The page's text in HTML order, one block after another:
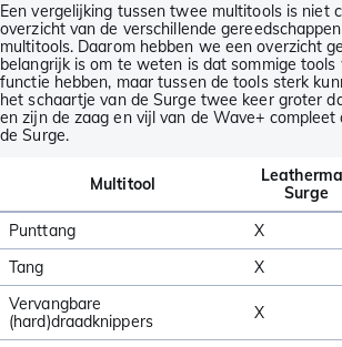
Een vergelijking tussen twee multitools is niet
overzicht van de verschillende
multitools. Daarom hebben we een overzicht
belangrijk is om te weten is dat sommige tools
functie hebben, maar tussen de tools sterk
het schaartje van de Surge twee keer groter
en zijn de zaag en vijl van de Wave+ compleet
de Surge.
Multitool
Surge
Punttang
X
Tang
X
Vervangbare
(hard)draadknippers
X